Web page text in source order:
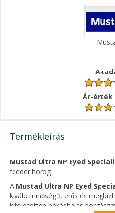
Ár-érték
Termékleírás
Mustad Ultra NP Eyed
feeder horog
A Mustad Ultra NP Eyed
kiváló minőségű, erős és
kifejezetten békéshalas